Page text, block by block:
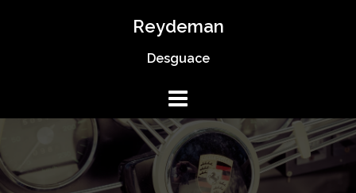
Reydeman
Desguace